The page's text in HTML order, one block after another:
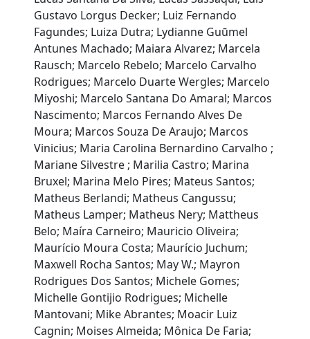
Gustavo Lorgus Decker; Luiz Fernando
Fagundes; Luiza Dutra; Lydianne Guūmel
Antunes Machado; Maiara Alvarez; Marcela
Rausch; Marcelo Rebelo; Marcelo Carvalho
Rodrigues; Marcelo Duarte Wergles; Marcelo
Miyoshi; Marcelo Santana Do Amaral; Marcos
Nascimento; Marcos Fernando Alves De
Moura; Marcos Souza De Araujo; Marcos
Vinicius; Maria Carolina Bernardino Carvalho ;
Mariane Silvestre ; Marilia Castro; Marina
Bruxel; Marina Melo Pires; Mateus Santos;
Matheus Berlandi; Matheus Cangussu;
Matheus Lamper; Matheus Nery; Mattheus
Belo; Maíra Carneiro; Mauricio Oliveira;
Maurício Moura Costa; Maurício Juchum;
Maxwell Rocha Santos; May W.; Mayron
Rodrigues Dos Santos; Michele Gomes;
Michelle Gontijio Rodrigues; Michelle
Mantovani; Mike Abrantes; Moacir Luiz
Cagnin; Moises Almeida; Mônica De Faria;